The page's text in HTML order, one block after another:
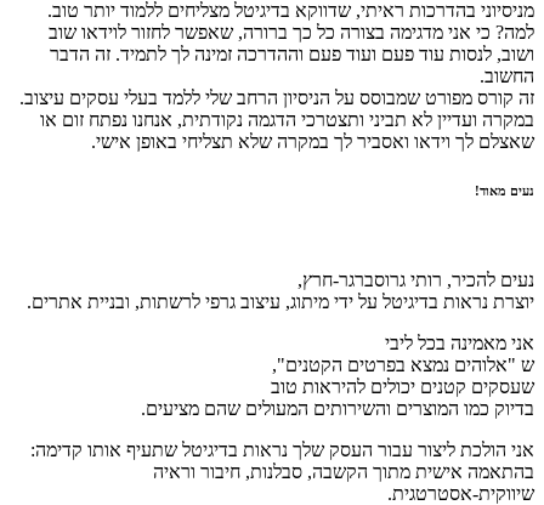
מניסיוני בהדרכות ראיתי, שדווקא בדיגיטל מצליחים ללמוד יותר טוב.
למה? כי אני מדגימה בצורה כל כך ברורה, שאפשר לחזור לוידאו שוב
ושוב, לנסות עוד פעם ועוד פעם וההדרכה זמינה לך לתמיד. זה הדבר
החשוב.
זה קורס מפורט שמבוסס על הניסיון הרחב שלי ללמד בעלי עסקים עיצוב.
במקרה ועדיין לא תביני ותצטרכי הדגמה נקודתית, אנחנו נפתח זום או
שאצלם לך וידאו ואסביר לך במקרה שלא תצליחי באופן אישי.
נעים מאוד!
נעים להכיר, רותי גרוסברגר-חרץ,
יוצרת נראות בדיגיטל על ידי מיתוג, עיצוב גרפי לרשתות, ובניית אתרים.
אני מאמינה בכל ליבי
ש "אלוהים נמצא בפרטים הקטנים",
שעסקים קטנים יכולים להיראות טוב
בדיוק כמו המוצרים והשירותים המעולים שהם מציעים.
אני הולכת ליצור עבור העסק שלך נראות בדיגיטל שתעיף אותו קדימה:
בהתאמה אישית מתוך הקשבה, סבלנות, חיבור וראיה
שיווקית-אסטרטגית.